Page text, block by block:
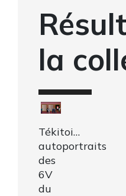
la
Tékitoi…
autoportraits
des
6V
du